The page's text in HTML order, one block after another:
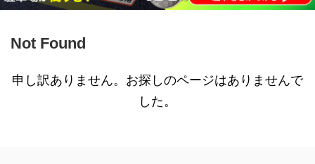
Not Found
申し訳ありません。お探しのページはありませんで
した。